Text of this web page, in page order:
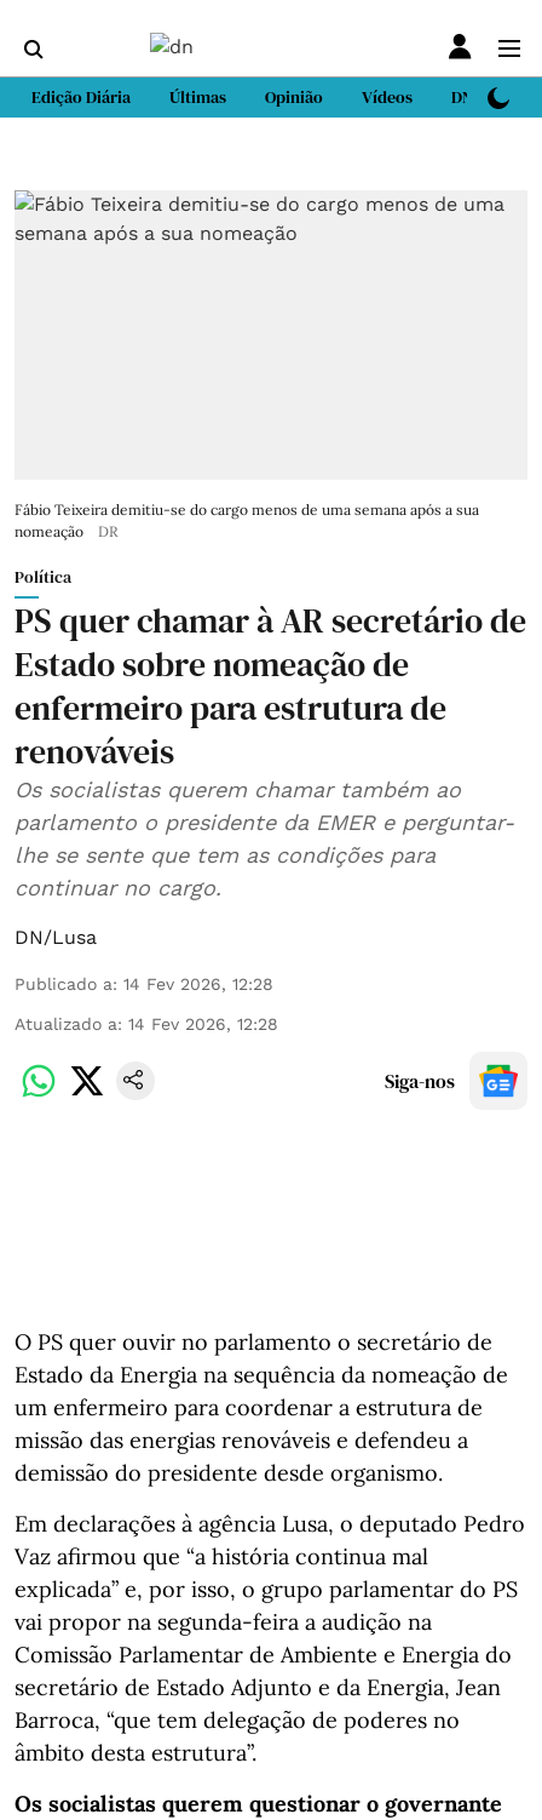
Edição Diária Últimas Opinião Vídeos DN Sport
Fábio Teixeira demitiu-se do cargo menos de uma semana após a sua
nomeação
DR
Política
PS quer chamar à AR secretário de
Estado sobre nomeação de
enfermeiro para estrutura de
renováveis
Os socialistas querem chamar também ao
parlamento o presidente da EMER e perguntar-
lhe se sente que tem as condições para
continuar no cargo.
DN/Lusa
Publicado a: 14 Fev 2026, 12:28
Atualizado a: 14 Fev 2026, 12:28
Siga-nos
O PS quer ouvir no parlamento o secretário de
Estado da Energia na sequência da nomeação de
um enfermeiro para coordenar a estrutura de
missão das energias renováveis e defendeu a
demissão do presidente desde organismo.
Em declarações à agência Lusa, o deputado Pedro
Vaz afirmou que “a história continua mal
explicada” e, por isso, o grupo parlamentar do PS
vai propor na segunda-feira a audição na
Comissão Parlamentar de Ambiente e Energia do
secretário de Estado Adjunto e da Energia, Jean
Barroca, “que tem delegação de poderes no
âmbito desta estrutura”.
Os socialistas querem questionar o governante